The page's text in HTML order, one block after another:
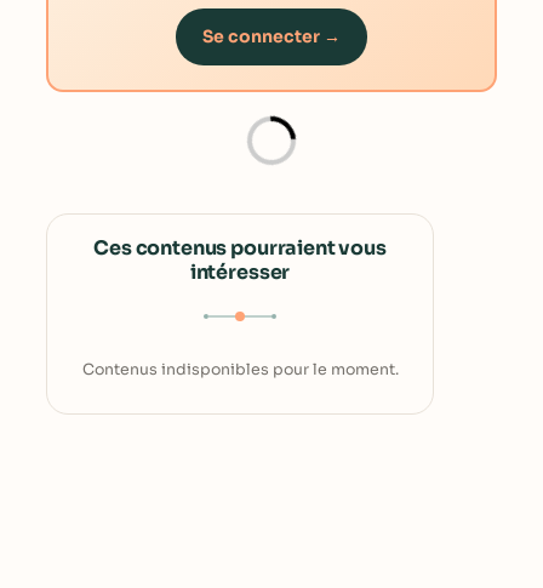
Se connecter →
Ces contenus pourraient vous
intéresser
Contenus indisponibles pour le moment.